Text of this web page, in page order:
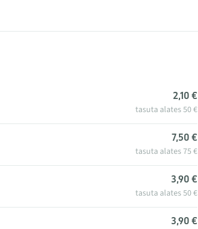
2,10 €
tasuta alates 50 €
7,50 €
tasuta alates 75 €
3,90 €
tasuta alates 50 €
3,90 €